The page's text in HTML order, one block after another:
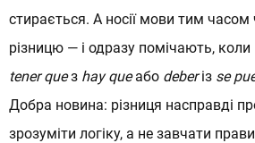
стирається. А носії мови тим часом
різницю — і одразу помічають, коли
tener queз hay queабо deberіз se
Добра новина: різниця насправді
зрозуміти логіку, а не завчати